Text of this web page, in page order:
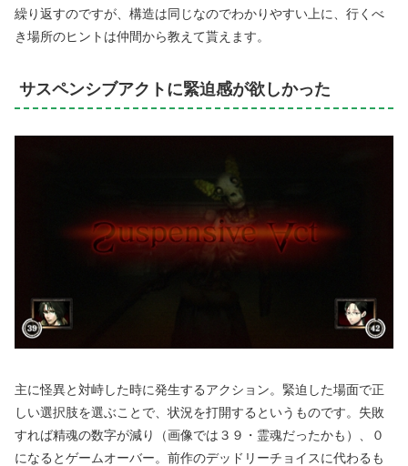
繰り返すのですが、構造は同じなのでわかりやすい上に、行くべ
き場所のヒントは仲間から教えて貰えます。
サスペンシブアクトに緊迫感が欲しかった
主に怪異と対峙した時に発生するアクション。緊迫した場面で正
しい選択肢を選ぶことで、状況を打開するというものです。失敗
すれば精魂の数字が減り（画像では３９・霊魂だったかも）、０
になるとゲームオーバー。前作のデッドリーチョイスに代わるも